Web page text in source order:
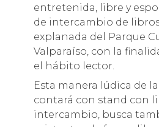
entretenida, libre y
de intercambio de
explanada del Parque
Valparaíso, con la
el hábito lector.
Esta manera lúdica de
contará con stand con
intercambio, busca